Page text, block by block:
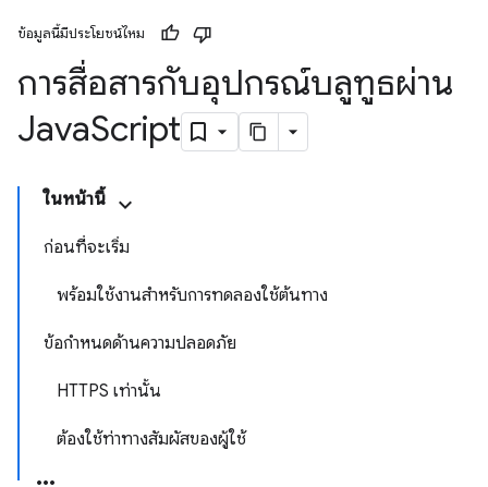
ข้อมูลนี้มีประโยชน์ไหม
การสื่อสารกับอุปกรณ์บลูทูธผ่าน
JavaScript
ในหน้านี้
ก่อนที่จะเริ่ม
พร้อมใช้งานสำหรับการทดลองใช้ต้นทาง
ข้อกำหนดด้านความปลอดภัย
HTTPS เท่านั้น
ต้องใช้ท่าทางสัมผัสของผู้ใช้